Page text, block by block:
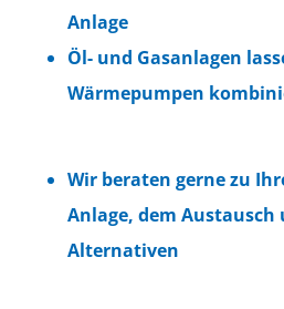
Anlage
Öl- und Gasanlagen
Wärmepumpen
Wir beraten gerne zu
Anlage, dem Austausch
Alternativen